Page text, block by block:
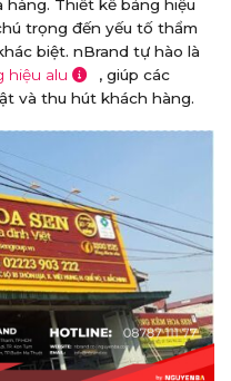
Thiết kế bảng hiệu
trọng đến yếu tố thẩm
biệt. nBrand tự hào là
hiệu alu
, giúp các
và thu hút khách hàng.